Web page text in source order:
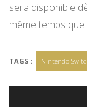
sera disponible
même temps
TAGS : Nintendo